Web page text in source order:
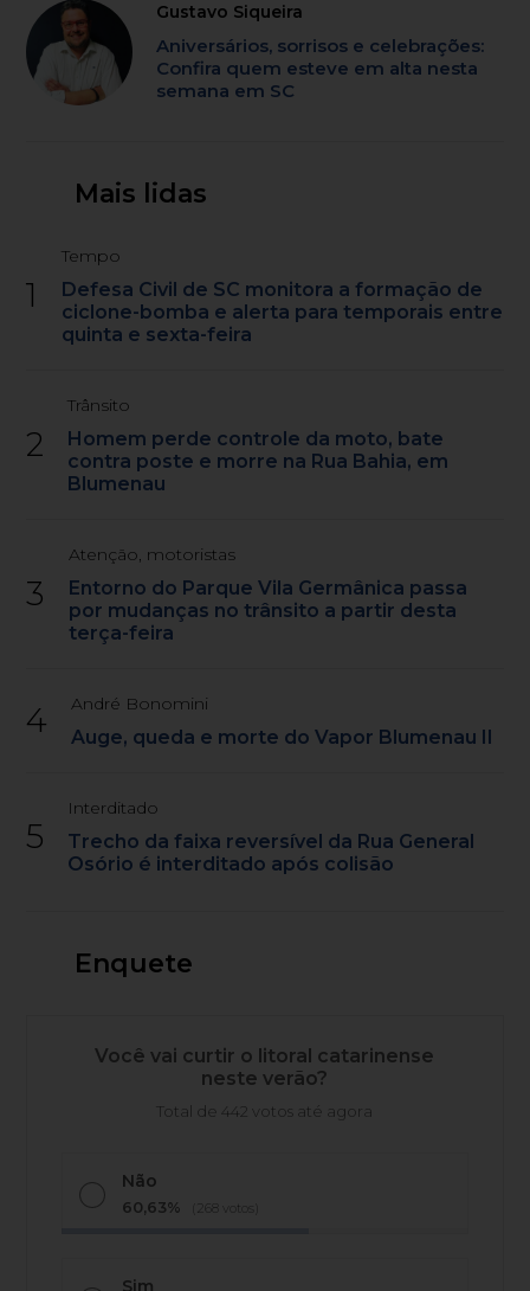
Gustavo Siqueira
Aniversários, sorrisos e celebrações:
Confira quem esteve em alta nesta
semana em SC
Mais lidas
1
Tempo
Defesa Civil de SC monitora a formação de
ciclone-bomba e alerta para temporais entre
quinta e sexta-feira
2
Trânsito
Homem perde controle da moto, bate
contra poste e morre na Rua Bahia, em
Blumenau
3
Atenção, motoristas
Entorno do Parque Vila Germânica passa
por mudanças no trânsito a partir desta
terça-feira
4 André Bonomini
Auge, queda e morte do Vapor Blumenau II
5
Interditado
Trecho da faixa reversível da Rua General
Osório é interditado após colisão
Enquete
Você vai curtir o litoral catarinense
neste verão?
Total de 442 votos até agora
Não
60,63% (268 votos)
Sim